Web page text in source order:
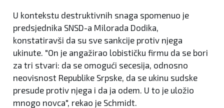
U kontekstu destruktivnih snaga spomenuo je
predsjednika SNSD-a Milorada Dodika,
konstatiravši da su sve sankcije protiv njega
ukinute. "On je angažirao lobističku firmu da se bori
za tri stvari: da se omogući secesija, odnosno
neovisnost Republike Srpske, da se ukinu sudske
presude protiv njega i da ja odem. U to je uložio
mnogo novca", rekao je Schmidt.